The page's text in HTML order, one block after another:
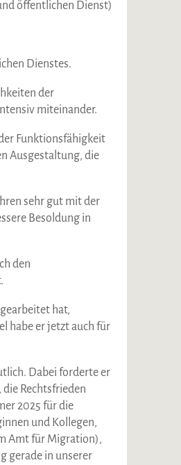
öffentlichen Dienst)
Dienstes.
der
miteinander.
Funktionsfähigkeit
Ausgestaltung, die
sehr gut mit der
Besoldung in
den
hat,
habe er jetzt auch für
Dabei forderte er
Rechtsfrieden
2025 für die
und Kollegen,
Amt für Migration),
gerade in unserer